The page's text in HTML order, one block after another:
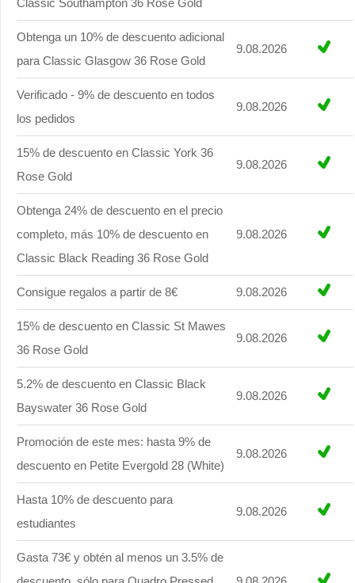
Classic Southampton 36 Rose Gold
Obtenga un 10% de descuento adicional
para Classic Glasgow 36 Rose Gold
9.08.2026
Verificado - 9% de descuento en todos
los pedidos
9.08.2026
15% de descuento en Classic York 36
Rose Gold
9.08.2026
Obtenga 24% de descuento en el precio
completo, más 10% de descuento en
Classic Black Reading 36 Rose Gold
9.08.2026
Consigue regalos a partir de 8€ 9.08.2026
15% de descuento en Classic St Mawes
36 Rose Gold
9.08.2026
5.2% de descuento en Classic Black
Bayswater 36 Rose Gold
9.08.2026
Promoción de este mes: hasta 9% de
descuento en Petite Evergold 28 (White)
9.08.2026
Hasta 10% de descuento para
estudiantes
9.08.2026
Gasta 73€ y obtén al menos un 3.5% de